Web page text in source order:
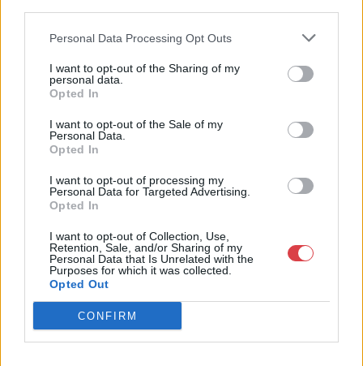
Personal Data Processing Opt Outs
I want to opt-out of the Sharing of my
personal data.
Opted In
I want to opt-out of the Sale of my
Personal Data.
Opted In
I want to opt-out of processing my
Personal Data for Targeted Advertising.
Opted In
I want to opt-out of Collection, Use,
Retention, Sale, and/or Sharing of my
Personal Data that Is Unrelated with the
Purposes for which it was collected.
Opted Out
CONFIRM
Mipo Kft
+36703805044
Weboldal: http://www.aukcio.net
Bemutatkozás: Immár közel 30 éve, hogy a Múzeum körúton
elkezdte működését a Mike és Tsa Antikvárium, majd 2010-ben
a Portobello aukciósház kiegészítette az addigi tevékenységét
és megszületett a Mike Portobello Aukciósház. 2022-től saját
GALÉRIA TOVÁBBI MŰTÁRGYAI